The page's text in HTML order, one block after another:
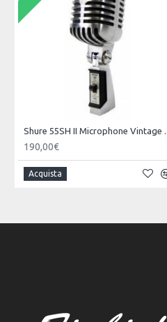
Peso: 0,764kg
Shure
190,00€
Acquista